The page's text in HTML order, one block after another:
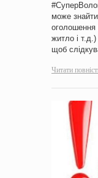
може
оголошення
житло і
щоб
Читати